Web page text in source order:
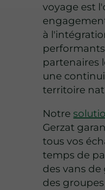
voyage est
à
partenaires
une
territoire
Notre
Gerzat
tous vos
temps de
des vans
des